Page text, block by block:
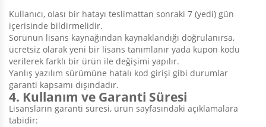
Kullanıcı, olası bir hatayı teslimattan sonraki 7 (yedi) gün
içerisinde bildirmelidir.
Sorunun lisans kaynağından kaynaklandığı doğrulanırsa,
ücretsiz olarak yeni bir lisans tanımlanır yada kupon kodu
verilerek farklı bir ürün ile değişimi yapılır.
Yanlış yazılım sürümüne hatalı kod girişi gibi durumlar
garanti kapsamı dışındadır.
4. Kullanım ve Garanti Süresi
Lisansların garanti süresi, ürün sayfasındaki açıklamalara
tabidir: